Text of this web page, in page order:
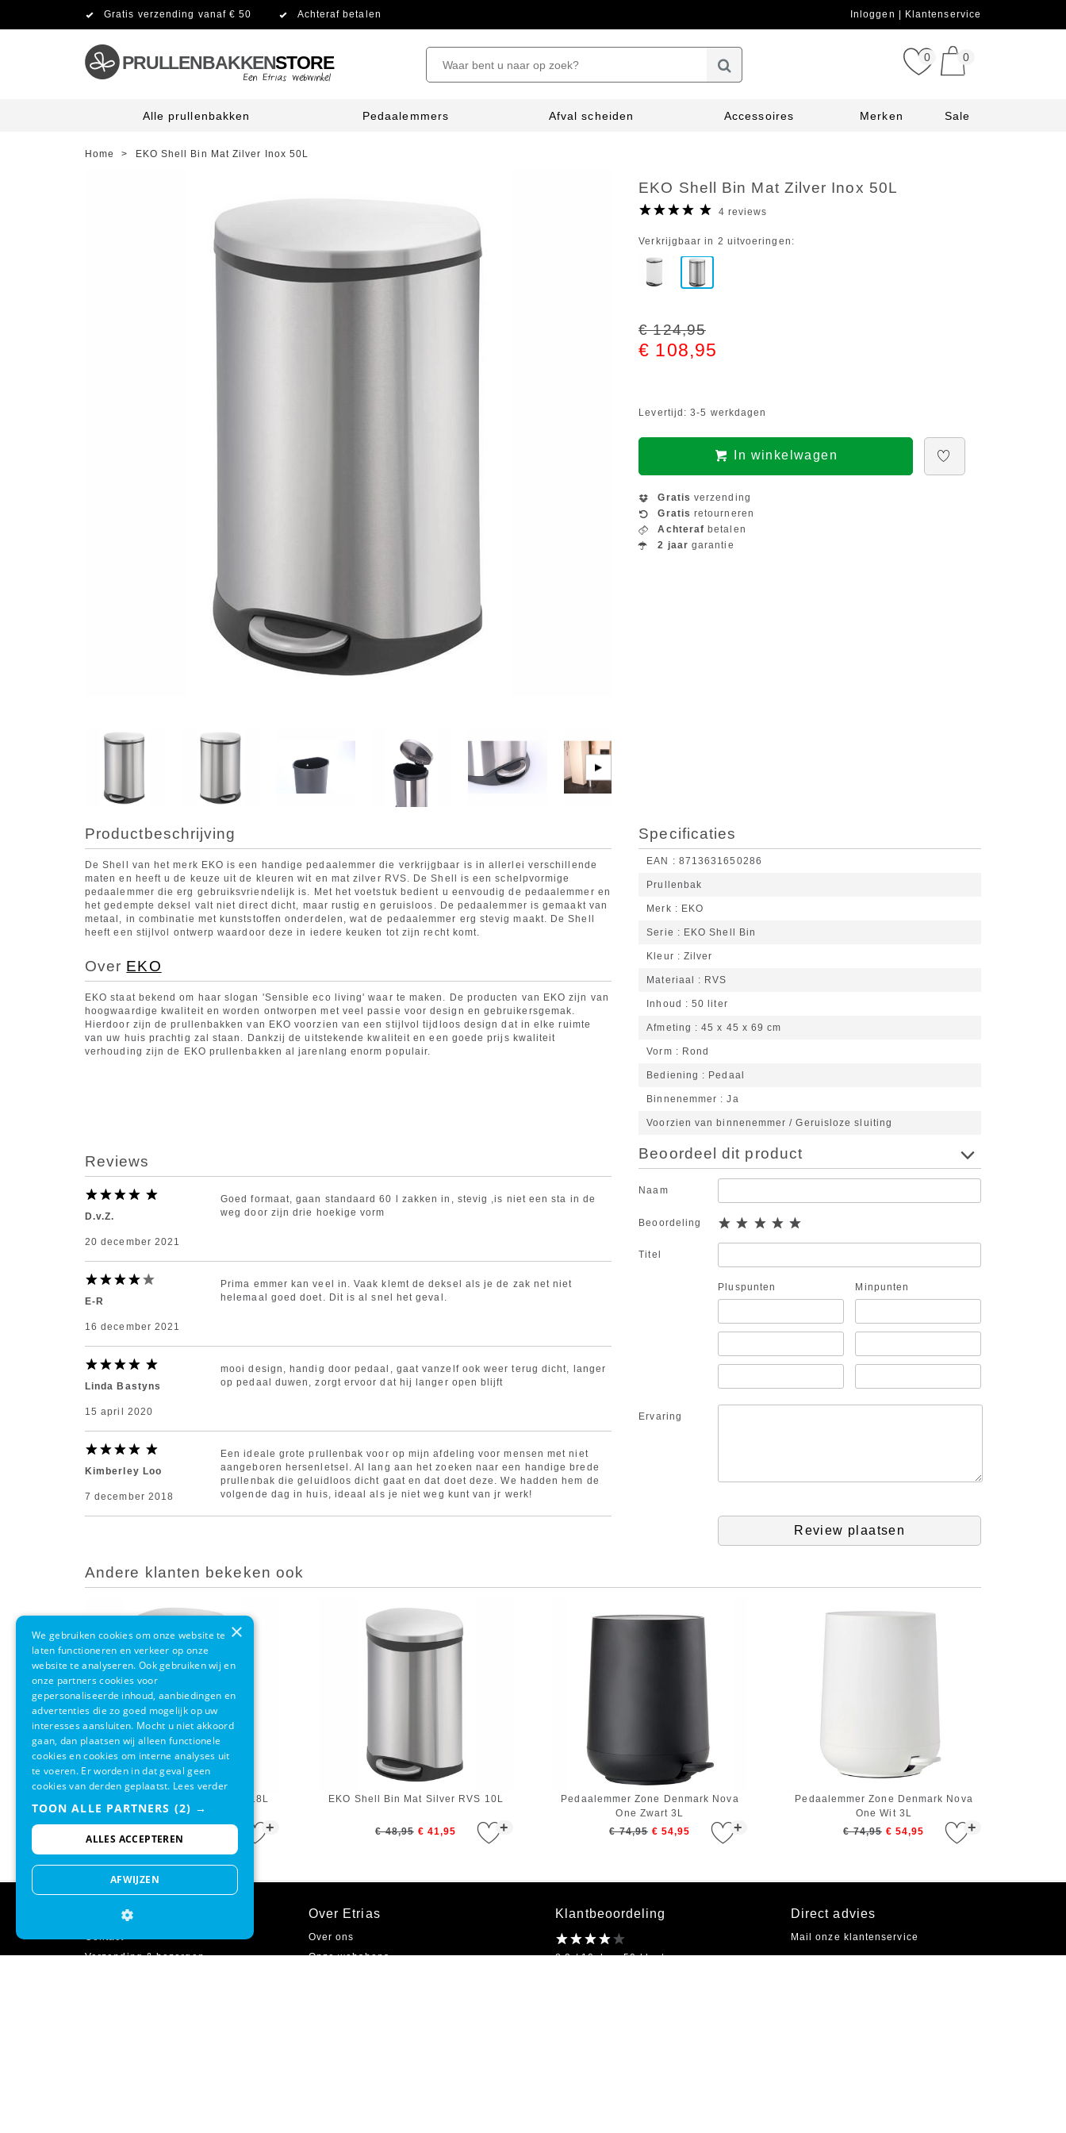
Gratis verzending vanaf € 50 Achteraf betalen Inloggen Klantenservice
PRULLENBAKKENSTORE 0 0
Alle prullenbakken Pedaalemmers Afval scheiden Accessoires Merken Sale
Home > EKO Shell Bin Mat Zilver Inox 50L
▶
EKO Shell Bin Mat Zilver Inox 50L
4 reviews
Verkrijgbaar in 2 uitvoeringen:
€ 124,95
€ 108,95
Levertijd: 3-5 werkdagen
In winkelwagen
Gratis verzending
Gratis retourneren
Achteraf betalen
2 jaar garantie
Productbeschrijving
De Shell van het merk EKO is een handige pedaalemmer die verkrijgbaar is in allerlei verschillende
maten en heeft u de keuze uit de kleuren wit en mat zilver RVS. De Shell is een schelpvormige
pedaalemmer die erg gebruiksvriendelijk is. Met het voetstuk bedient u eenvoudig de pedaalemmer en
het gedempte deksel valt niet direct dicht, maar rustig en geruisloos. De pedaalemmer is gemaakt van
metaal, in combinatie met kunststoffen onderdelen, wat de pedaalemmer erg stevig maakt. De Shell
heeft een stijlvol ontwerp waardoor deze in iedere keuken tot zijn recht komt.
Over EKO
EKO staat bekend om haar slogan 'Sensible eco living' waar te maken. De producten van EKO zijn van
hoogwaardige kwaliteit en worden ontworpen met veel passie voor design en gebruikersgemak.
Hierdoor zijn de prullenbakken van EKO voorzien van een stijlvol tijdloos design dat in elke ruimte
van uw huis prachtig zal staan. Dankzij de uitstekende kwaliteit en een goede prijs kwaliteit
verhouding zijn de EKO prullenbakken al jarenlang enorm populair.
Specificaties
EAN 8713631650286
Prullenbak
Merk EKO
Serie EKO Shell Bin
Kleur Zilver
Materiaal RVS
Inhoud 50 liter
Afmeting 45 x 45 x 69 cm
Vorm Rond
Bediening Pedaal
Binnenemmer Ja
Voorzien van binnenemmer / Geruisloze sluiting
Reviews
D.v.Z.
20 december 2021
Goed formaat, gaan standaard 60 l zakken in, stevig ,is niet een sta in de
weg door zijn drie hoekige vorm
E-R
16 december 2021
Prima emmer kan veel in. Vaak klemt de deksel als je de zak net niet
helemaal goed doet. Dit is al snel het geval.
Linda Bastyns
15 april 2020
mooi design, handig door pedaal, gaat vanzelf ook weer terug dicht, langer
op pedaal duwen, zorgt ervoor dat hij langer open blijft
Kimberley Loo
7 december 2018
Een ideale grote prullenbak voor op mijn afdeling voor mensen met niet
aangeboren hersenletsel. Al lang aan het zoeken naar een handige brede
prullenbak die geluidloos dicht gaat en dat doet deze. We hadden hem de
volgende dag in huis, ideaal als je niet weg kunt van jr werk!
Beoordeel dit product
Naam
Beoordeling
Titel
Pluspunten Minpunten
Ervaring
Review plaatsen
Andere klanten bekeken ook
+
EKO Shell Bin Mat Zilver Inox 18L
+
EKO Shell Bin Mat Silver RVS 10L
€ 48,95 € 41,95 +
Pedaalemmer Zone Denmark Nova
One Zwart 3L
€ 74,95 € 54,95 +
Pedaalemmer Zone Denmark Nova
One Wit 3L
€ 74,95 € 54,95
Klantenservice
Contact
Verzending & bezorgen
Over Etrias
Over ons
Onze webshops
Klantbeoordeling
8.2 / 10 door 50 klanten
Direct advies
Mail onze klantenservice
×
We gebruiken cookies om onze website te
laten functioneren en verkeer op onze
website te analyseren. Ook gebruiken wij en
onze partners cookies voor
gepersonaliseerde inhoud, aanbiedingen en
advertenties die zo goed mogelijk op uw
interesses aansluiten. Mocht u niet akkoord
gaan, dan plaatsen wij alleen functionele
cookies en cookies om interne analyses uit
te voeren. Er worden in dat geval geen
cookies van derden geplaatst. Lees verder
TOON ALLE PARTNERS (2) →
ALLES ACCEPTEREN
AFWIJZEN